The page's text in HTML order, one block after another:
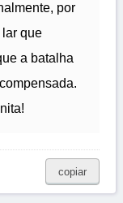
por
que
a batalha
copiar